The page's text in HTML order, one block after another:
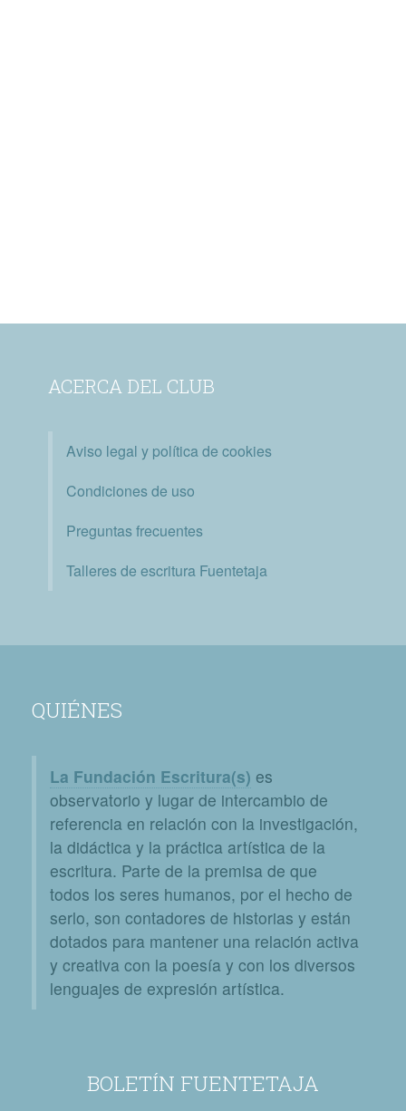
ACERCA DEL CLUB
Aviso legal y política de cookies
Condiciones de uso
Preguntas frecuentes
Talleres de escritura Fuentetaja
QUIÉNES
La Fundación Escritura(s) es
observatorio y lugar de intercambio de
referencia en relación con la investigación,
la didáctica y la práctica artística de la
escritura. Parte de la premisa de que
todos los seres humanos, por el hecho de
serlo, son contadores de historias y están
dotados para mantener una relación activa
y creativa con la poesía y con los diversos
lenguajes de expresión artística.
BOLETÍN FUENTETAJA